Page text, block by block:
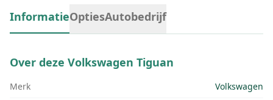
InformatieOptiesAutobedrijf
Over deze Volkswagen Tiguan
Merk
Volkswagen